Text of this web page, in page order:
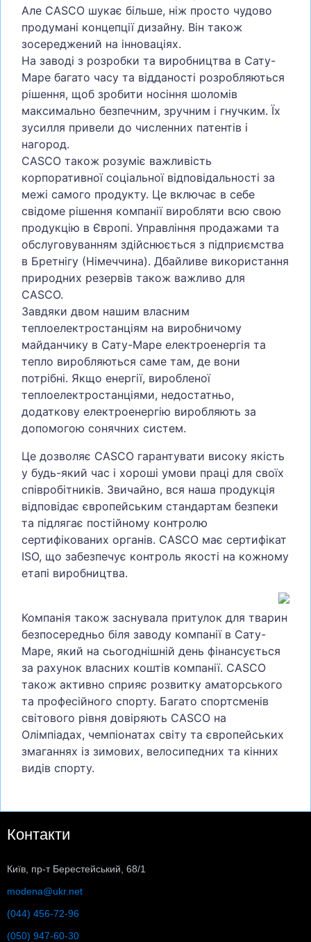
Але CASCO шукає більше, ніж просто чудово
продумані концепції дизайну. Він також
зосереджений на інноваціях.
На заводі з розробки та виробництва в Сату-
Маре багато часу та відданості розробляються
рішення, щоб зробити носіння шоломів
максимально безпечним, зручним і гнучким. Їх
зусилля привели до численних патентів і
нагород.
CASCO також розуміє важливість
корпоративної соціальної відповідальності за
межі самого продукту. Це включає в себе
свідоме рішення компанії виробляти всю свою
продукцію в Європі. Управління продажами та
обслуговуванням здійснюється з підприємства
в Бретнігу (Німеччина). Дбайливе використання
природних резервів також важливо для
CASCO.
Завдяки двом нашим власним
теплоелектростанціям на виробничому
майданчику в Сату-Маре електроенергія та
тепло виробляються саме там, де вони
потрібні. Якщо енергії, виробленої
теплоелектростанціями, недостатньо,
додаткову електроенергію виробляють за
допомогою сонячних систем.
Це дозволяє CASCO гарантувати високу якість
у будь-який час і хороші умови праці для своїх
співробітників. Звичайно, вся наша продукція
відповідає європейським стандартам безпеки
та підлягає постійному контролю
сертифікованих органів. CASCO має сертифікат
ISO, що забезпечує контроль якості на кожному
етапі виробництва.
Компанія також заснувала притулок для тварин
безпосередньо біля заводу компанії в Сату-
Маре, який на сьогоднішній день фінансується
за рахунок власних коштів компанії. CASCO
також активно сприяє розвитку аматорського
та професійного спорту. Багато спортсменів
світового рівня довіряють CASCO на
Олімпіадах, чемпіонатах світу та європейських
змаганнях із зимових, велосипедних та кінних
видів спорту.
Контакти
Київ, пр-т Берестейський, 68/1
modena@ukr.net
(044) 456-72-96
(050) 947-60-30